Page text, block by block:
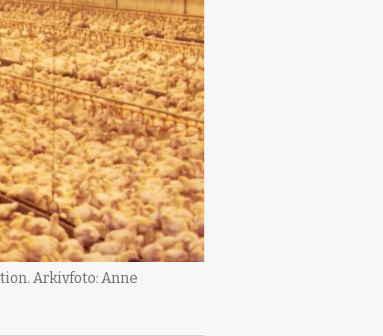
Arkivfoto: Anne